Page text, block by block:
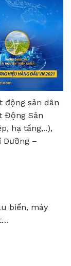
động sản dân
Động Sản
hạ tầng,..),
Dưỡng –
biển, máy